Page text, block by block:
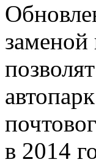
заменой
в 2014